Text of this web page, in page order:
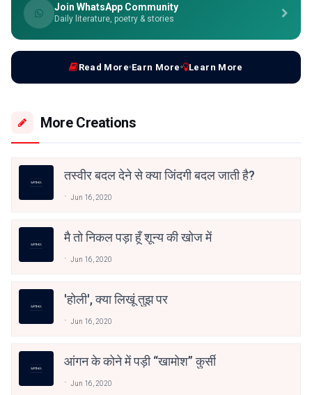
Join WhatsApp Community
Daily literature, poetry & stories
Read More Earn More Learn More
More Creations
तस्वीर बदल देने से क्या जिंदगी बदल जाती है?
Jun 16, 2020
मै तो निकल पड़ा हूँ शून्य की खोज में
Jun 16, 2020
'होली', क्या लिखूं तुझ पर
Jun 16, 2020
आंगन के कोने में पड़ी “खामोश” कुर्सी
Jun 16, 2020